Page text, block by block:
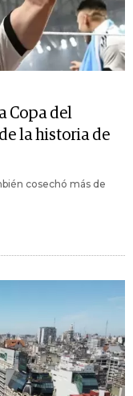
Copa del
la historia de
cosechó más de